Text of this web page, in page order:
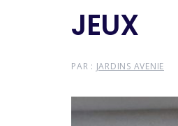
JEUX
PAR : JARDINS AVENIE